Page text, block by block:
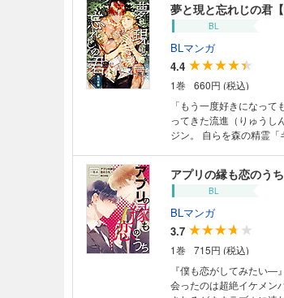
瀬。 頑なに自分の種族を明らかにしない月ヶ瀬はある日職場で発情し倒れ
てしまう。 意識が朦朧
と気が付かない月ヶ瀬は 無
ん…すっごく濃い匂いがする…
系？コワモテ「獣人」×
えた獣同士の抑えきれな
く超濃厚！汁だくエロの
夢と現と忘れじの君【
BL
BLマンガ
4.4
1巻
660円 (税込)
「もう一度好きになっ
ってきた流進（りゅうし
ジン。 自らを森の精霊
た記憶があることに気が
ーマ）と人間の許されざる愛の結末とは
イトルは『BLジェラート
す。 重複購入にご注意く
アプリの縁も恋のう
BL
BLマンガ
3.7
1巻
715円 (税込)
『僕も恋がしてみたい―
会ったのは超絶イケメン